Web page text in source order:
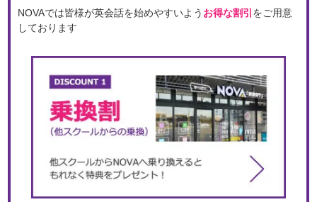
NOVAでは皆様が英会話を始めやすいよう お得な割引 をご用意
しております